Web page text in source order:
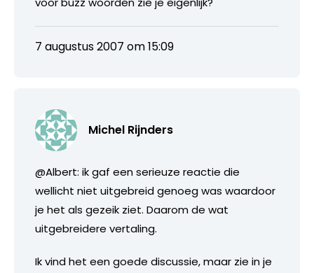
7 augustus 2007 om 15:09
Michel Rijnders
@Albert: ik gaf een serieuze reactie die
wellicht niet uitgebreid genoeg was waardoor
je het als gezeik ziet. Daarom de wat
uitgebreidere vertaling.
Ik vind het een goede discussie, maar zie in je